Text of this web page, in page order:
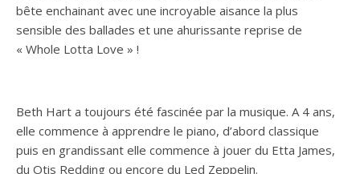
bête enchainant avec une incroyable aisance la plus
sensible des ballades et une ahurissante reprise de
« Whole Lotta Love » !
Beth Hart a toujours été fascinée par la musique. A 4 ans,
elle commence à apprendre le piano, d’abord classique
puis en grandissant elle commence à jouer du Etta James,
du Otis Redding ou encore du Led Zeppelin.